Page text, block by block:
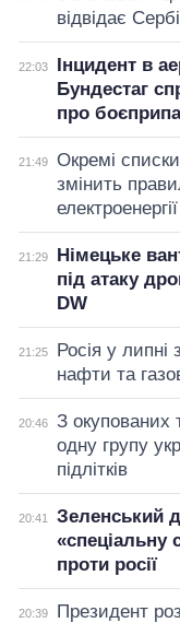
відвідає
22:03
Інцидент в
Бундестаг
про
21:49
Окремі
змінить
електроенергії
21:29
Німецьке
під атаку
DW
21:25
Росія у
нафти та
20:46
З окупованих
одну групу
підлітків
20:41
Зеленський
«спеціальну
проти росії
20:39
Президент